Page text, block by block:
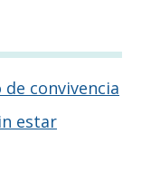
convivencia
estar